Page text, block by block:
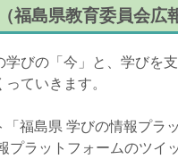
島県教育委員会広
びの「今」と、学びを
ていきます。
福島県 学びの情報プラ
ラットフォームのツイ